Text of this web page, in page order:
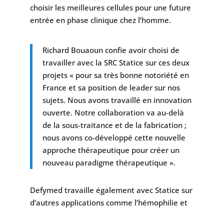
choisir les meilleures cellules pour une future
entrée en phase clinique chez l’homme.
Richard Bouaoun confie avoir choisi de
travailler avec la SRC Statice sur ces deux
projets « pour sa très bonne notoriété en
France et sa position de leader sur nos
sujets. Nous avons travaillé en innovation
ouverte. Notre collaboration va au-delà
de la sous-traitance et de la fabrication ;
nous avons co-développé cette nouvelle
approche thérapeutique pour créer un
nouveau paradigme thérapeutique ».
Defymed travaille également avec Statice sur
d’autres applications comme l’hémophilie et